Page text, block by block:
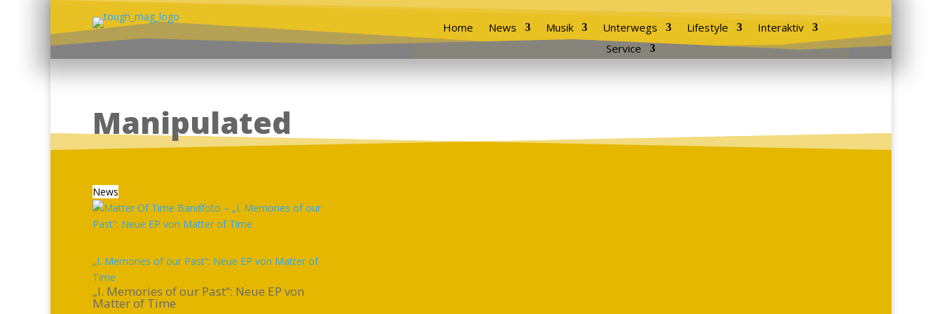
Home News Musik Unterwegs Lifestyle
Interaktiv
Service
Manipulated
News
„I. Memories of our Past“: Neue EP von Matter of
Time
„I. Memories of our Past“: Neue EP von
Matter of Time